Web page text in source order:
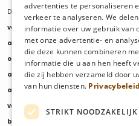
Diensten: auto verkopen
verkopen export,auto verkopen
auto tweedehands verkopen,mijn
opkopers
opkoper auto , export
auto opkoper export,opkopen van
auto opkoper,wij kopen auto's,wij
verkopen
bedrijfswagens
advertenties te personaliseren
verkeer te analyseren. We
informatie over uw gebruik van
met onze advertentie- en
die deze kunnen combineren
informatie die u aan hen heeft
die zij hebben verzameld door
van hun diensten. Privacybeleid
STRIKT NOODZAKELIJK